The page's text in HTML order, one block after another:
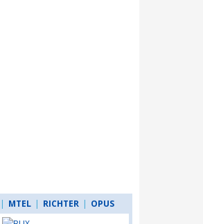
| MTEL | RICHTER | OPUS